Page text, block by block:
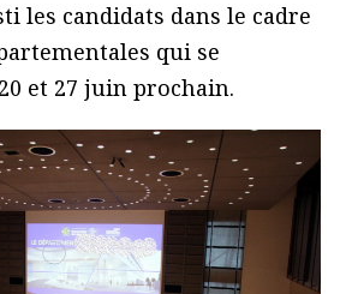
les candidats dans le cadre
qui se
et 27 juin prochain.